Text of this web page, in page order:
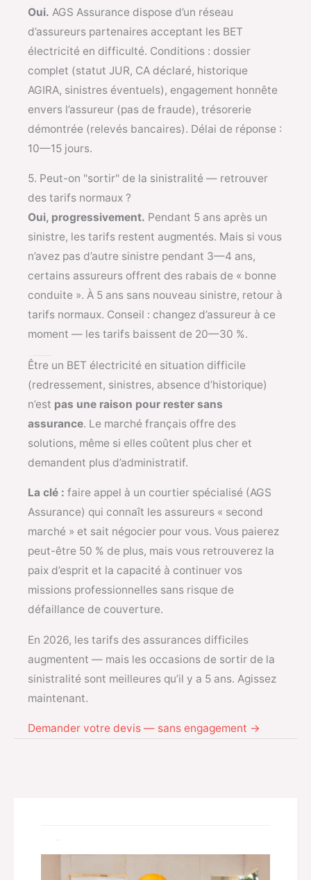
Oui. AGS Assurance dispose d’un réseau
d’assureurs partenaires acceptant les BET
électricité en difficulté. Conditions : dossier
complet (statut JUR, CA déclaré, historique
AGIRA, sinistres éventuels), engagement honnête
envers l’assureur (pas de fraude), trésorerie
démontrée (relevés bancaires). Délai de réponse :
10—15 jours.
5. Peut-on "sortir" de la sinistralité — retrouver
des tarifs normaux ?
Oui, progressivement. Pendant 5 ans après un
sinistre, les tarifs restent augmentés. Mais si vous
n’avez pas d’autre sinistre pendant 3—4 ans,
certains assureurs offrent des rabais de « bonne
conduite ». À 5 ans sans nouveau sinistre, retour à
tarifs normaux. Conseil : changez d’assureur à ce
moment — les tarifs baissent de 20—30 %.
Être un BET électricité en situation difficile
(redressement, sinistres, absence d’historique)
n’est pas une raison pour rester sans
assurance. Le marché français offre des
solutions, même si elles coûtent plus cher et
demandent plus d’administratif.
La clé : faire appel à un courtier spécialisé (AGS
Assurance) qui connaît les assureurs « second
marché » et sait négocier pour vous. Vous paierez
peut-être 50 % de plus, mais vous retrouverez la
paix d’esprit et la capacité à continuer vos
missions professionnelles sans risque de
défaillance de couverture.
En 2026, les tarifs des assurances difficiles
augmentent — mais les occasions de sortir de la
sinistralité sont meilleures qu’il y a 5 ans. Agissez
maintenant.
Demander votre devis — sans engagement →